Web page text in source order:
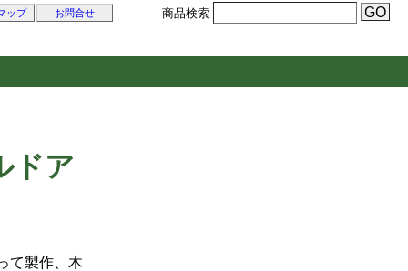
ドア
て製作、木
ップ お問合せ 商品検索